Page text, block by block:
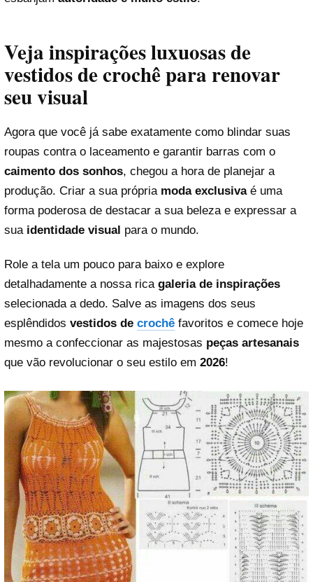
Veja inspirações luxuosas de
vestidos de crochê para renovar
seu visual
Agora que você já sabe exatamente como blindar suas
roupas contra o laceamento e garantir barras com o
caimento dos sonhos, chegou a hora de planejar a
produção. Criar a sua própria moda exclusivaé uma
forma poderosa de destacar a sua beleza e expressar a
sua identidade visual para o mundo.
Role a tela um pouco para baixo e explore
detalhadamente a nossa rica galeria de inspirações
selecionada a dedo. Salve as imagens dos seus
esplêndidos vestidos de crochê favoritos e comece hoje
mesmo a confeccionar as majestosas peças artesanais
que vão revolucionar o seu estilo em 2026!